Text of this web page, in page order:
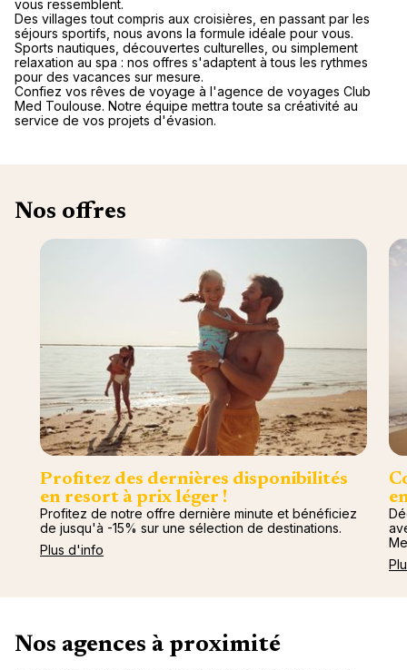
vous ressemblent.
Des villages tout compris aux croisières, en passant par les
séjours sportifs, nous avons la formule idéale pour vous.
Sports nautiques, découvertes culturelles, ou simplement
relaxation au spa : nos offres s'adaptent à tous les rythmes
pour des vacances sur mesure.
Confiez vos rêves de voyage à l'agence de voyages Club
Med Toulouse. Notre équipe mettra toute sa créativité au
service de vos projets d'évasion.
Nos offres
Profitez des dernières disponibilités
en resort à prix léger !
Profitez de notre offre dernière minute et bénéficiez
de jusqu'à -15% sur une sélection de destinations.
Plus d'info
Nos agences à proximité